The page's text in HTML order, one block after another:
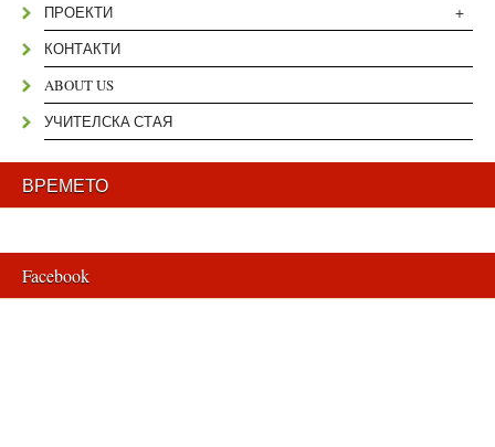
+
ПРОЕКТИ
КОНТАКТИ
ABOUT US
УЧИТЕЛСКА СТАЯ
ВРЕМЕТО
Facebook